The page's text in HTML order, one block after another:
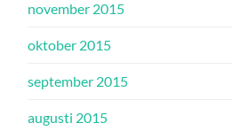
november 2015
oktober 2015
september 2015
augusti 2015